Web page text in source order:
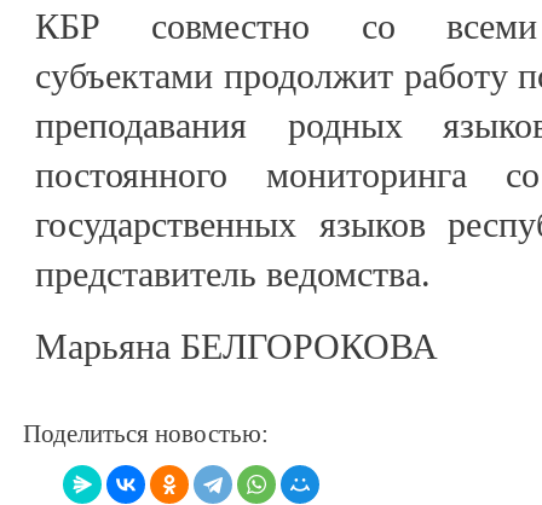
КБР совместно со всеми
субъектами продолжит работу
преподавания родных
постоянного мониторинга
государственных языков
представитель ведомства.
Марьяна БЕЛГОРОКОВА
Поделиться новостью: